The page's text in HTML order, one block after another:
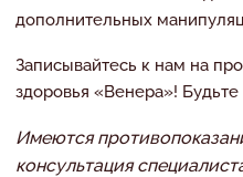
дополнительных
Записывайтесь к нам на
здоровья «Венера»!
Имеются
консультация